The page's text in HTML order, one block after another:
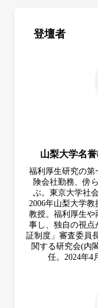
登壇者
山梨大学名
福利厚生研究の第
険会社勤務、傍
ぶ。東京大学社
2006年山梨大学
教授。福利厚生や
事し、独自の視点
証制度」審査委員
関する研究会(内
任。2024年4